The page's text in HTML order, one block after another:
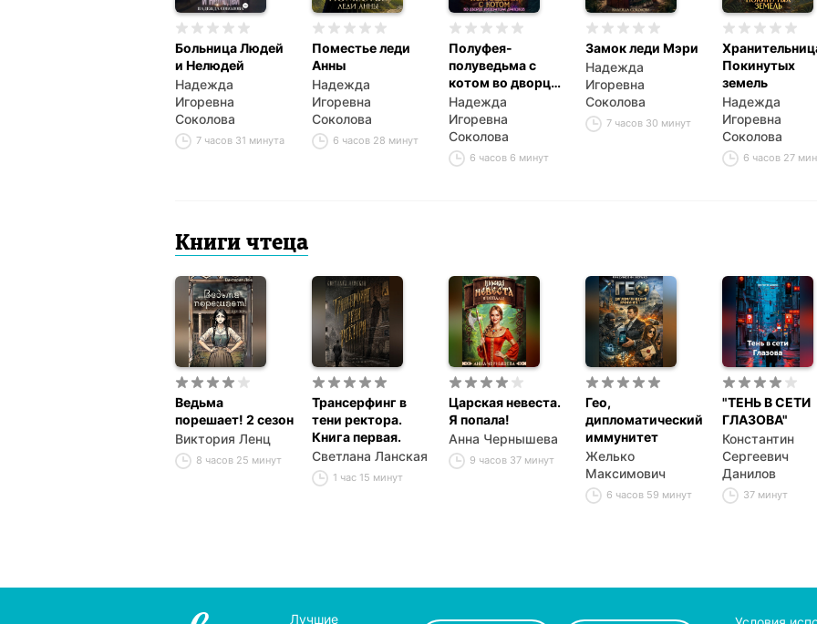
Больница Людей
и Нелюдей
Надежда
Игоревна
Соколова
7 часов 31 минута
Поместье леди
Анны
Надежда
Игоревна
Соколова
6 часов 28 минут
Полуфея-
полуведьма с
котом во дворце
императора
драконов
Надежда
Игоревна
Соколова
6 часов 6 минут
Замок леди Мэри
Надежда
Игоревна
Соколова
7 часов 30 минут
Покинутых
земель
Надежда
Игоревна
Соколова
6 часов 27
Книги чтеца
Ведьма
порешает! 2 сезон
Виктория Ленц
8 часов 25 минут
Трансерфинг в
тени ректора.
Книга первая.
Светлана Ланская
1 час 15 минут
Царская невеста.
Я попала!
Анна Чернышева
9 часов 37 минут
Гео,
дипломатический
иммунитет
Желько
Максимович
6 часов 59 минут
"ТЕНЬ В СЕТИ
ГЛАЗОВА"
Константин
Сергеевич
Данилов
37 минут
Лучшие